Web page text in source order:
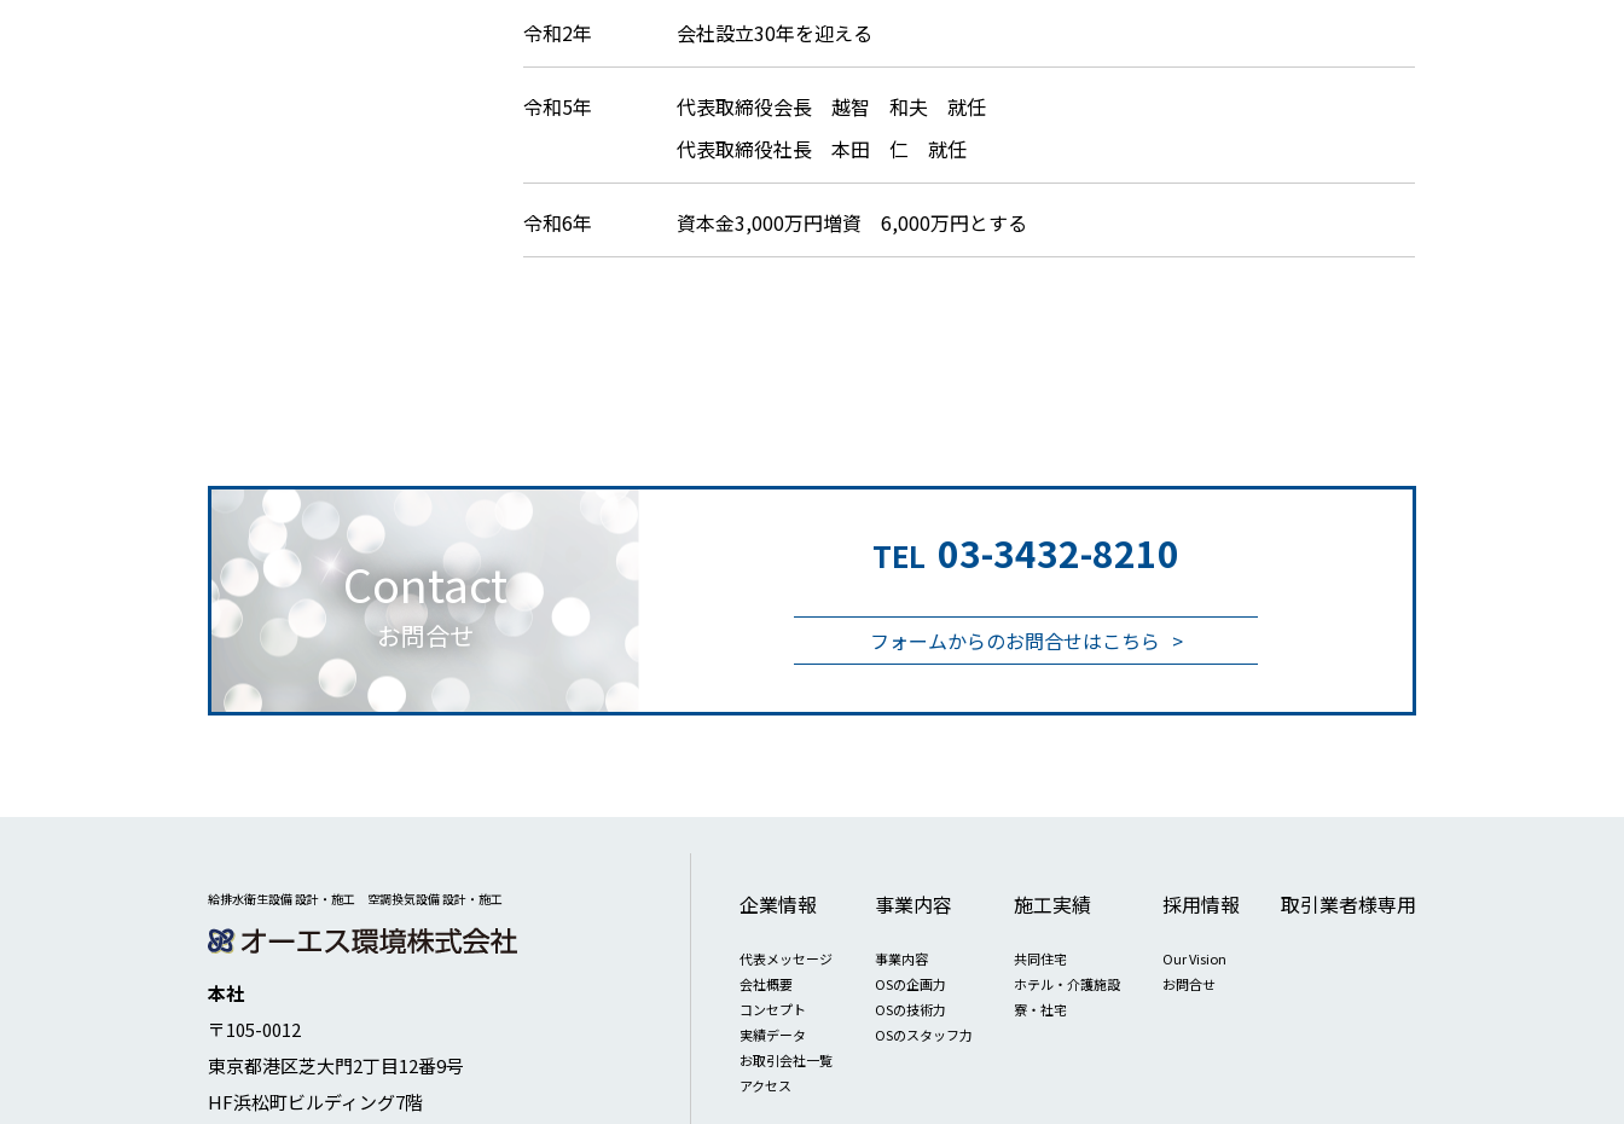
令和2年 会社設立30年を迎える
令和5年
代表取締役会長 越智 和夫 就任
代表取締役社長 本田 仁 就任
令和6年 資本金3,000万円増資 6,000万円とする
Contact
お問合せ
TEL 03-3432-8210
フォームからのお問合せはこちら
給排水衛生設備 設計・施工 空調換気設備 設計・施工
本社
〒105-0012
東京都港区芝大門2丁目12番9号
HF浜松町ビルディング7階
企業情報
代表メッセージ
会社概要
コンセプト
実績データ
お取引会社一覧
アクセス
事業内容
事業内容
OSの企画力
OSの技術力
OSのスタッフ力
施工実績
共同住宅
ホテル・介護施設
寮・社宅
採用情報
Our Vision
お問合せ
取引業者様専用